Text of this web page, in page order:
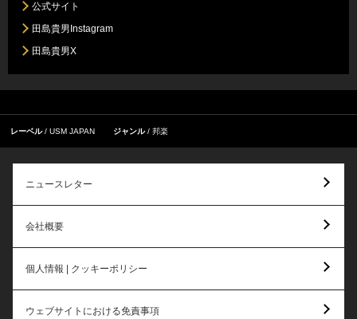
公式サイト
田島貴男Instagram
田島貴男X
レーベル USM JAPAN ジャンル 邦楽
ニュースレター
会社概要
個人情報 | クッキーポリシー
ウェブサイトにおける免責事項